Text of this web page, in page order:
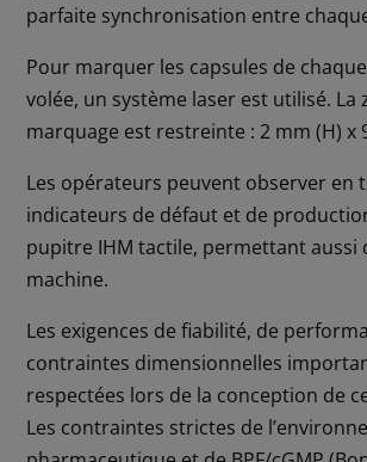
parfaite synchronisation entre
Pour marquer les capsules de
volée, un système laser est utilisé. La
marquage est restreinte : 2 mm (H) x
Les opérateurs peuvent observer en
indicateurs de défaut et de
pupitre IHM tactile, permettant aussi
machine.
Les exigences de fiabilité, de
contraintes dimensionnelles
respectées lors de la conception de
Les contraintes strictes de